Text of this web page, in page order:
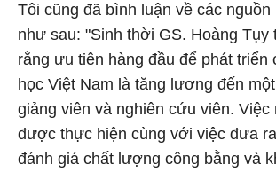
Tôi cũng đã bình luận về các
như sau: "Sinh thời GS. Hoàng Tụy
rằng ưu tiên hàng đầu để phát triển
học Việt Nam là tăng lương đến
giảng viên và nghiên cứu viên. Việc
được thực hiện cùng với việc đưa
đánh giá chất lượng công bằng và